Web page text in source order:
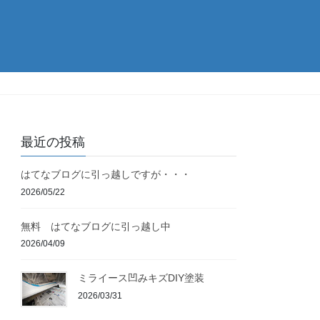
最近の投稿
はてなブログに引っ越しですが・・・
2026/05/22
無料 はてなブログに引っ越し中
2026/04/09
ミライース凹みキズDIY塗装
2026/03/31